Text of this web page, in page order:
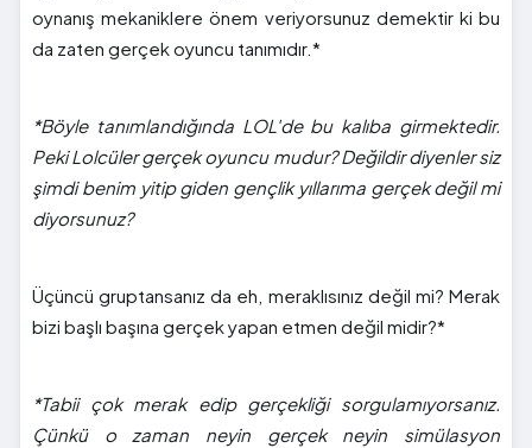
oynanış mekaniklere önem veriyorsunuz demektir ki bu
da zaten gerçek oyuncu tanımıdır.*
*Böyle tanımlandığında LOL'de bu kalıba girmektedir.
Peki Lolcüler gerçek oyuncu mudur? Değildir diyenler siz
şimdi benim yitip giden gençlik yıllarıma gerçek değil mi
diyorsunuz?
Üçüncü gruptansanız da eh, meraklısınız değil mi? Merak
bizi başlı başına gerçek yapan etmen değil midir?*
*Tabii çok merak edip gerçekliği sorgulamıyorsanız.
Çünkü o zaman neyin gerçek neyin simülasyon